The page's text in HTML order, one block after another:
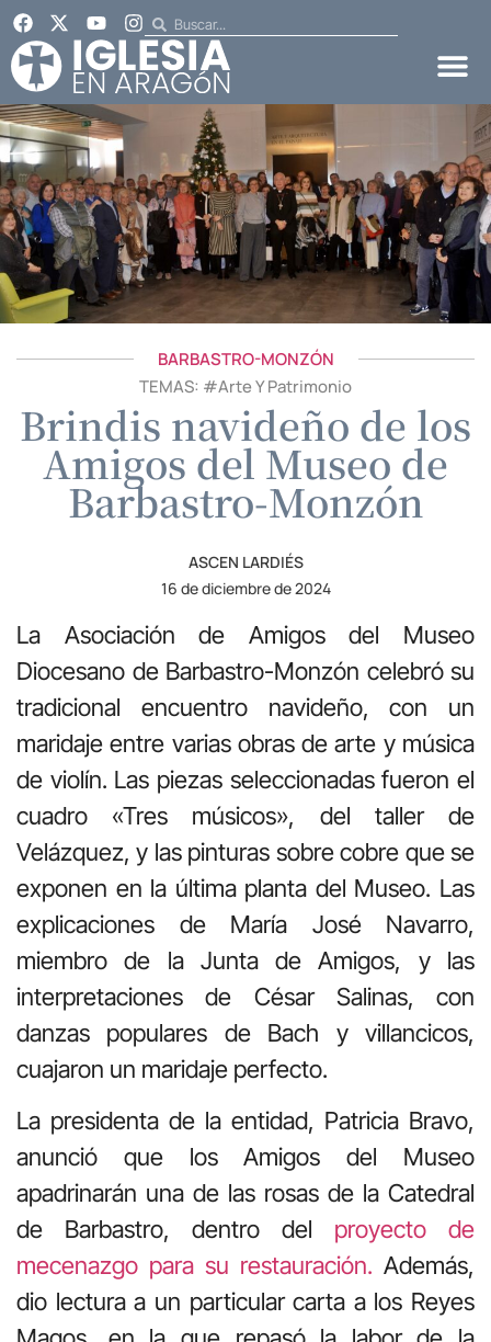
BARBASTRO-MONZÓN
TEMAS: #Arte Y Patrimonio
Brindis navideño de los
Amigos del Museo de
Barbastro-Monzón
ASCEN LARDIÉS
16 de diciembre de 2024
La Asociación de Amigos del Museo
Diocesano de Barbastro-Monzón celebró su
tradicional encuentro navideño, con un
maridaje entre varias obras de arte y música
de violín. Las piezas seleccionadas fueron el
cuadro «Tres músicos», del taller de
Velázquez, y las pinturas sobre cobre que se
exponen en la última planta del Museo. Las
explicaciones de María José Navarro,
miembro de la Junta de Amigos, y las
interpretaciones de César Salinas, con
danzas populares de Bach y villancicos,
cuajaron un maridaje perfecto.
La presidenta de la entidad, Patricia Bravo,
anunció que los Amigos del Museo
apadrinarán una de las rosas de la Catedral
de Barbastro, dentro del proyecto de
mecenazgo para su restauración. Además,
dio lectura a un particular carta a los Reyes